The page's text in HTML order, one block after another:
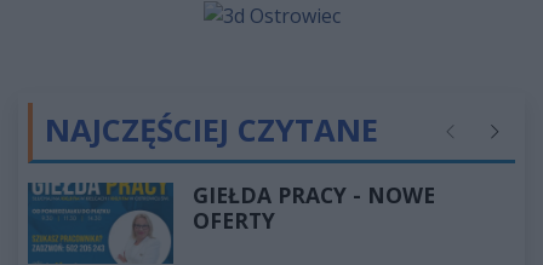
NAJCZĘŚCIEJ CZYTANE Poprzednie
GIEŁDA PRACY - NOWE
OFERTY